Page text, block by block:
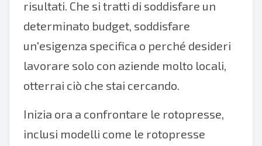
risultati. Che si tratti di soddisfare un
determinato budget, soddisfare
un'esigenza specifica o perché desideri
lavorare solo con aziende molto locali,
otterrai ciò che stai cercando.
Inizia ora a confrontare le rotopresse,
inclusi modelli come le rotopresse